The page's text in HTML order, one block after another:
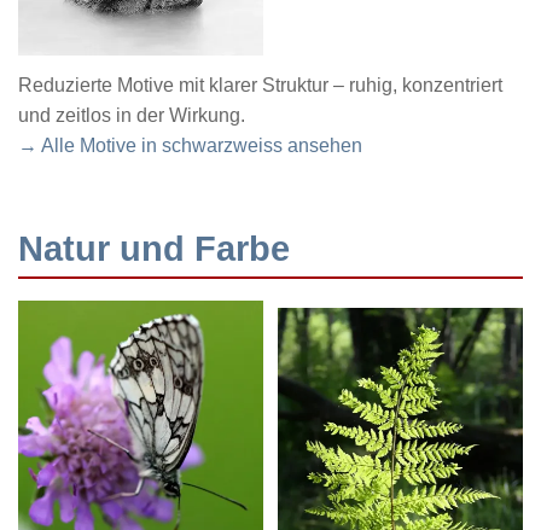
Reduzierte Motive mit klarer Struktur – ruhig, konzentriert
und zeitlos in der Wirkung.
→ Alle Motive in schwarzweiss ansehen
Natur und Farbe